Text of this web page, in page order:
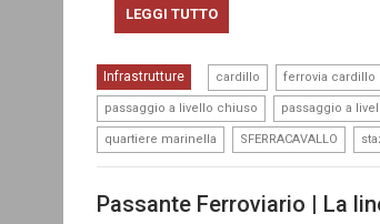
LEGGI TUTTO
Infrastrutture cardillo ferrovia cardillo
passaggio a livello chiuso passaggio a
quartiere marinella SFERRACAVALLO
Passante Ferroviario | La